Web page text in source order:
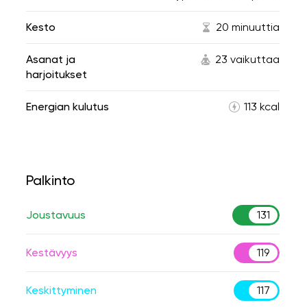
Kesto 20 minuuttia
Asanat ja
harjoitukset
23 vaikuttaa
Energian kulutus 113 kcal
Palkinto
Joustavuus 131
Kestävyys 119
Keskittyminen 117